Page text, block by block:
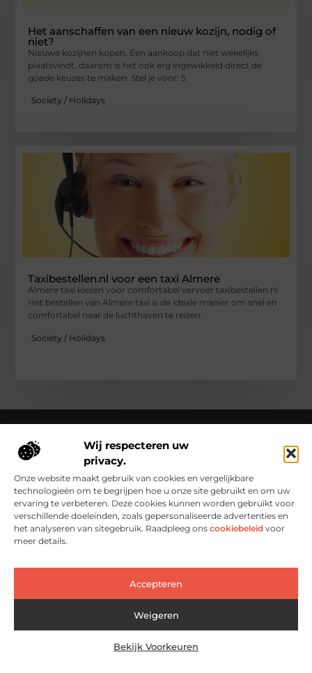
Wij respecteren uw
privacy.
Onze website maakt gebruik van cookies en vergelijkbare
technologieën om te begrijpen hoe u onze site gebruikt en om uw
ervaring te verbeteren. Deze cookies kunnen worden gebruikt voor
verschillende doeleinden, zoals gepersonaliseerde advertenties en
het analyseren van sitegebruik. Raadpleeg ons cookiebeleid voor
meer details.
Accepteren
Weigeren
Bekijk Voorkeuren
Het aanschaffen van een nieuw kozijn, nodig of
niet?
Nieuwe kozijnen kopen. Een aankoop dat niet wekelijks
plaatsvindt, daarom is het ook erg ingewikkeld direct de
goede keuzes te maken. Stel je voor: 5
Society / Holidays
Taxibestellen.nl voor een taxi Almere
Almere taxi kiezen voor comfortabel vervoer taxibestellen.nl
Het bestellen van Almere taxi is de ideale manier om snel en
comfortabel naar de luchthaven te reizen.
Society / Holidays
Over Clementinas
Clementinas.nl – Ontdek de kleine wonderen van het
dagelijks leven.
Verken inspirerende blogs en artikelen die het
gewone buitengewoon maken.
Bericht categorie
@2025 www.clementinas.nl. All Right Reserved.